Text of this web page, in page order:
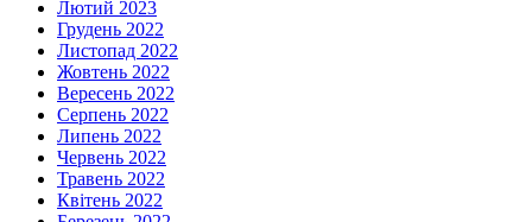
Лютий 2023
Грудень 2022
Листопад 2022
Жовтень 2022
Вересень 2022
Серпень 2022
Липень 2022
Червень 2022
Травень 2022
Квітень 2022